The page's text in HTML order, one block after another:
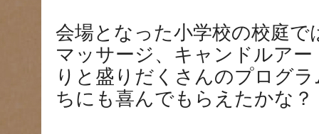
会場となった小学校の校庭で
マッサージ、キャンドルア
りと盛りだくさんのプログ
ちにも喜んでもらえたかな？